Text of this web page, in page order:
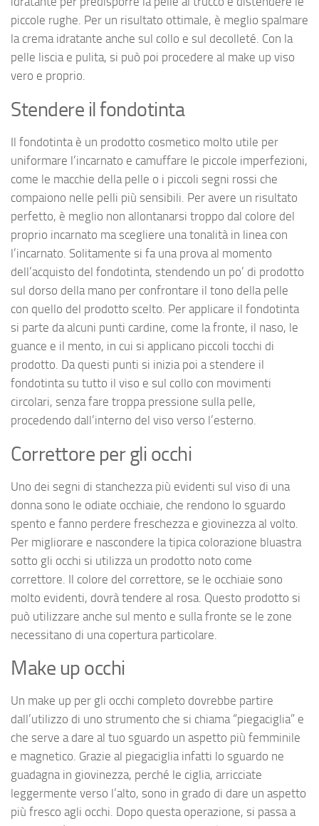
piccole rughe. Per un risultato ottimale, è meglio spalmare
la crema idratante anche sul collo e sul decolleté. Con la
pelle liscia e pulita, si può poi procedere al make up viso
vero e proprio.
Stendere il fondotinta
Il fondotinta è un prodotto cosmetico molto utile per
uniformare l’incarnato e camuffare le piccole imperfezioni,
come le macchie della pelle o i piccoli segni rossi che
compaiono nelle pelli più sensibili. Per avere un risultato
perfetto, è meglio non allontanarsi troppo dal colore del
proprio incarnato ma scegliere una tonalità in linea con
l’incarnato. Solitamente si fa una prova al momento
dell’acquisto del fondotinta, stendendo un po’ di prodotto
sul dorso della mano per confrontare il tono della pelle
con quello del prodotto scelto. Per applicare il fondotinta
si parte da alcuni punti cardine, come la fronte, il naso, le
guance e il mento, in cui si applicano piccoli tocchi di
prodotto. Da questi punti si inizia poi a stendere il
fondotinta su tutto il viso e sul collo con movimenti
circolari, senza fare troppa pressione sulla pelle,
procedendo dall’interno del viso verso l’esterno.
Correttore per gli occhi
Uno dei segni di stanchezza più evidenti sul viso di una
donna sono le odiate occhiaie, che rendono lo sguardo
spento e fanno perdere freschezza e giovinezza al volto.
Per migliorare e nascondere la tipica colorazione bluastra
sotto gli occhi si utilizza un prodotto noto come
correttore. Il colore del correttore, se le occhiaie sono
molto evidenti, dovrà tendere al rosa. Questo prodotto si
può utilizzare anche sul mento e sulla fronte se le zone
necessitano di una copertura particolare.
Make up occhi
Un make up per gli occhi completo dovrebbe partire
dall’utilizzo di uno strumento che si chiama “piegaciglia” e
che serve a dare al tuo sguardo un aspetto più femminile
e magnetico. Grazie al piegaciglia infatti lo sguardo ne
guadagna in giovinezza, perché le ciglia, arricciate
leggermente verso l’alto, sono in grado di dare un aspetto
più fresco agli occhi. Dopo questa operazione, si passa a